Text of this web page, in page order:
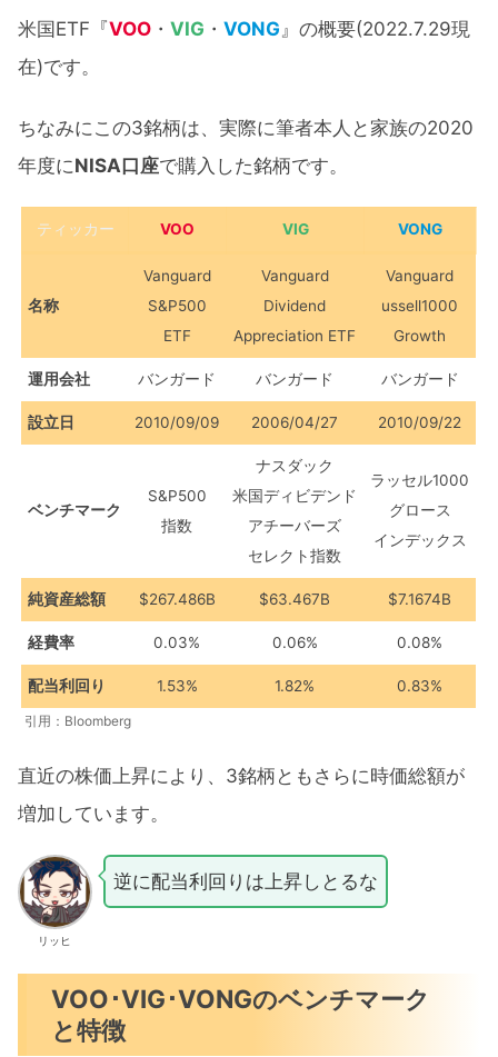
米国ETF『VOO ・ VIG ・ VONG』の概要(2022.7.29現
在)です。
ちなみにこの3銘柄は、実際に筆者本人と家族の2020
年度にNISA口座で購入した銘柄です。
ティッカー VOO VIG VONG
名称
Vanguard
S&P500
ETF
Vanguard
Dividend
Appreciation ETF
Vanguard
ussell1000
Growth
運用会社 バンガード バンガード バンガード
設立日 2010/09/09 2006/04/27 2010/09/22
ベンチマーク
S&P500
指数
ナスダック
米国ディビデンド
アチーバーズ
セレクト指数
ラッセル1000
グロース
インデックス
純資産総額 $267.486B $63.467B $7.1674B
経費率 0.03% 0.06% 0.08%
配当利回り 1.53% 1.82% 0.83%
引用：Bloomberg
直近の株価上昇により、3銘柄ともさらに時価総額が
増加しています。
リッヒ
逆に配当利回りは上昇しとるな
VOO･VIG･VONGのベンチマーク
と特徴